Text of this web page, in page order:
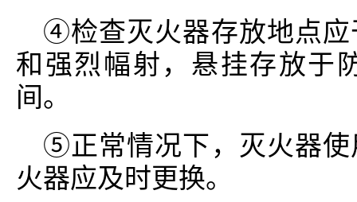
④检查灭火器存放地点应
和强烈幅射，悬挂存放于
间。
⑤正常情况下，灭火器使
火器应及时更换。